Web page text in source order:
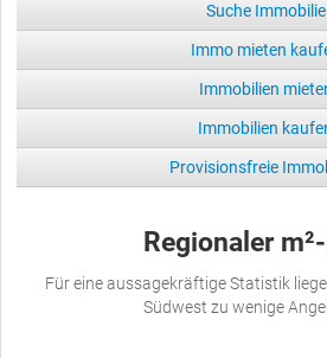
Suche Immobilie
Immo mieten
Immobilien
Immobilien
Provisionsfreie
Regionaler
Für eine aussagekräftige Statistik
Südwest zu wenige